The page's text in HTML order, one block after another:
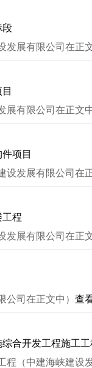
段
发展有限公司在正
展有限公司在正文
项目
设发展有限公司在
程
发展有限公司在正
公司在正文中） 查
合开发工程施工工
程（中建海峡建设